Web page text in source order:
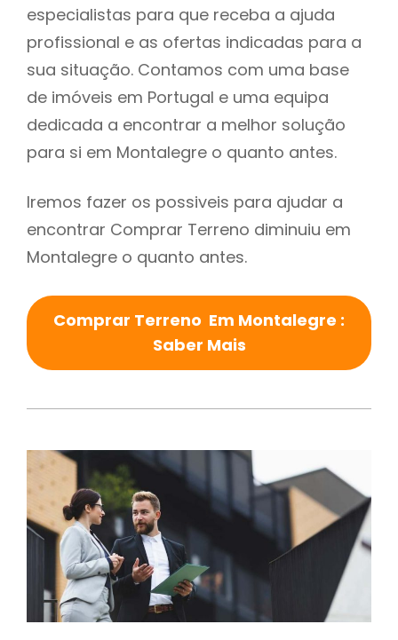
especialistas para que receba a ajuda
profissional e as ofertas indicadas para a
sua situação. Contamos com uma base
de imóveis em Portugal e uma equipa
dedicada a encontrar a melhor solução
para si em Montalegre o quanto antes.
Iremos fazer os possiveis para ajudar a
encontrar Comprar Terreno diminuiu em
Montalegre o quanto antes.
Comprar Terreno Em Montalegre :
Saber Mais